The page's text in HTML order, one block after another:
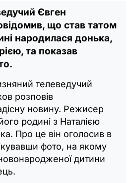
Євген
що став татом
народилася донька,
та показав
телеведучий
розповів
новину. Режисер
родині з Наталією
Про це він оголосив в
фото, на якому
дитини